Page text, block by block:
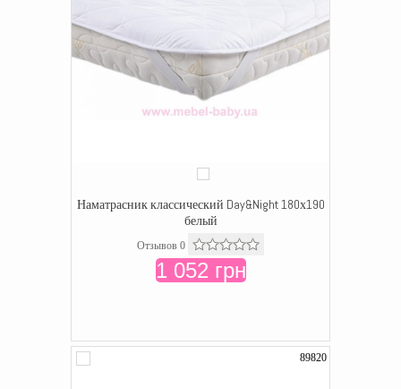
Наматрасник классический Day&Night 180х190
белый
Отзывов 0
1 052 грн
89820